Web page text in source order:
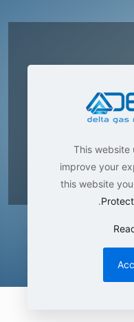
ویژه اقتصادی، خیابان
This website
improve your
this website
.